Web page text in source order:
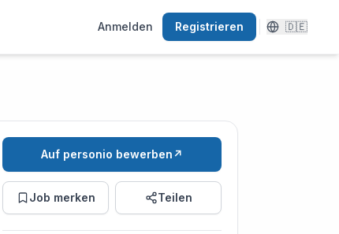
Anmelden Registrieren 🇩🇪
Auf personio bewerben ↗
Job merken Teilen